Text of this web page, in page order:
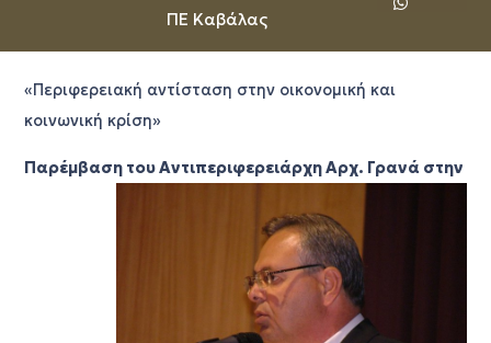
ΠΕ Καβάλας
«Περιφερειακή αντίσταση στην οικονομική και
κοινωνική κρίση»
Παρέμβαση του Αντιπεριφερειάρχη Αρχ. Γρανά στην